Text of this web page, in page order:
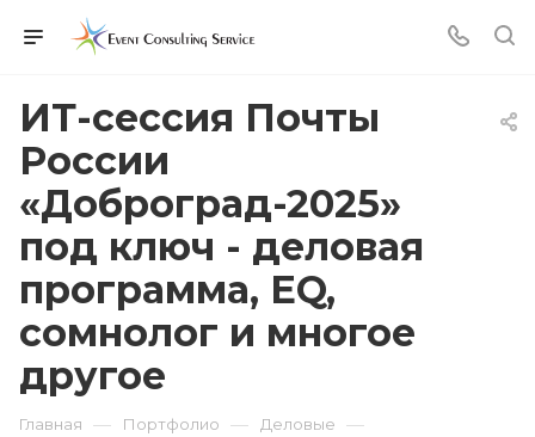
ИТ-сессия Почты
России
«Доброград-2025»
под ключ - деловая
программа, EQ,
сомнолог и многое
другое
Главная — Портфолио — Деловые —